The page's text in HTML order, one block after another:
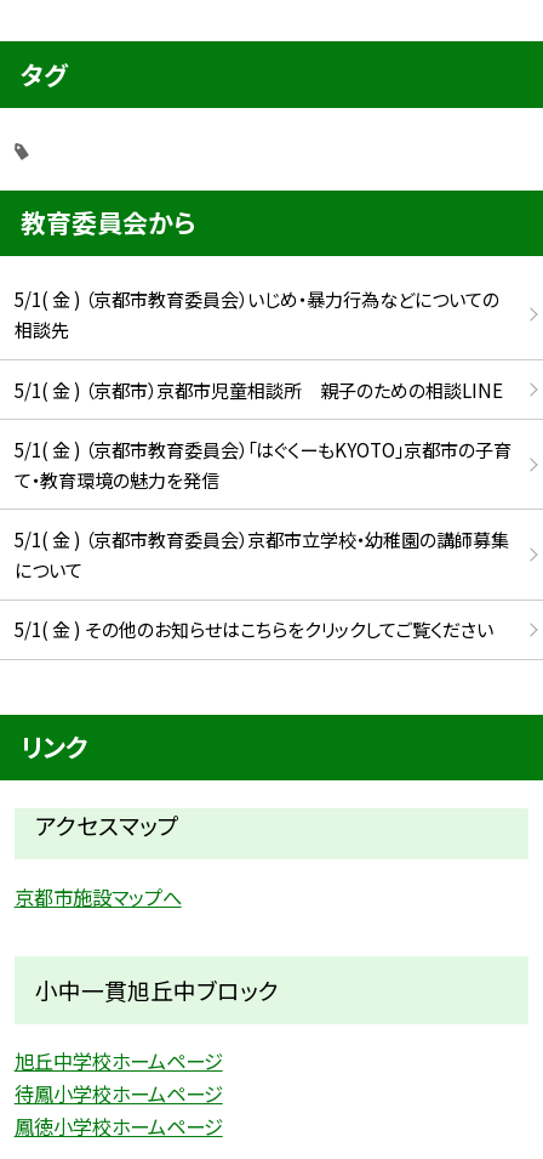
タグ
教育委員会から
5/1( 金 ) （京都市教育委員会）いじめ・暴力行為などについての
相談先
5/1( 金 ) （京都市）京都市児童相談所 親子のための相談LINE
5/1( 金 ) （京都市教育委員会）「はぐくーもKYOTO」京都市の子育
て・教育環境の魅力を発信
5/1( 金 ) （京都市教育委員会）京都市立学校・幼稚園の講師募集
について
5/1( 金 ) その他のお知らせはこちらをクリックしてご覧ください
リンク
アクセスマップ
京都市施設マップへ
小中一貫旭丘中ブロック
旭丘中学校ホームページ
待鳳小学校ホームページ
鳳徳小学校ホームページ